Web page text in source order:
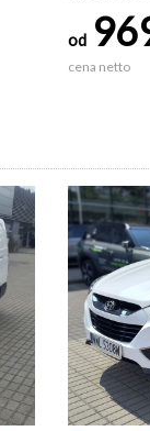
od
cena netto